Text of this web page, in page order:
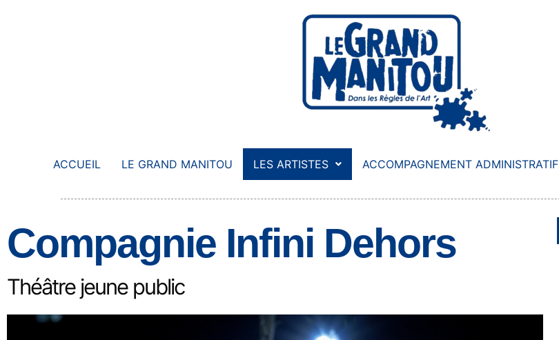
ACCUEIL LE GRAND MANITOU LES ARTISTES ACCOMPAGNEMENT ADMINISTRATIF
Compagnie Infini Dehors
Théâtre jeune public